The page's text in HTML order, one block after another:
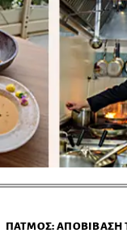
ΠΆΤΜΟΣ: ΑΠΟΒΊΒΑΣΗ